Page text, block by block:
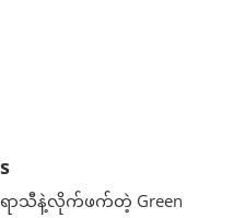
းရာသီနဲ့လိုက်ဖက်တဲ့ Green